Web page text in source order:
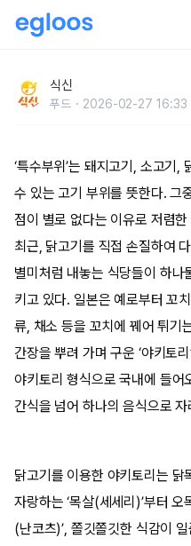
식신
푸드 2026-02-27 16:33
‘특수부위’는 돼지고기, 소고기
수 있는 고기 부위를 뜻한다. 그
점이 별로 없다는 이유로 저렴
최근, 닭고기를 직접 손질하여
별미처럼 내놓는 식당들이 하
키고 있다. 일본은 예로부터 꼬
류, 채소 등을 꼬치에 꿰어 튀기
간장을 뿌려 가며 구운 ‘야키토
야키토리 형식으로 국내에 들어
간식을 넘어 하나의 음식으로 자
닭고기를 이용한 야키토리는
자랑하는 ‘목살(세세리)’부터
(난코츠)’, 쫄깃쫄깃한 식감이